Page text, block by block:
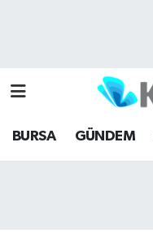
BURSA GÜNDEM
Bursa Hava
Bursa Namaz